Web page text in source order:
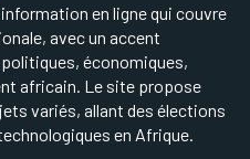
en ligne qui couvre
avec un accent
économiques,
africain. Le site propose
variés, allant des élections
en Afrique.